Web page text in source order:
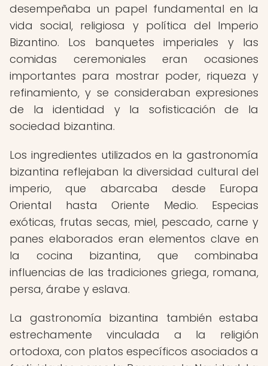
desempeñaba un papel fundamental en la
vida social, religiosa y política del Imperio
Bizantino. Los banquetes imperiales y las
comidas ceremoniales eran ocasiones
importantes para mostrar poder, riqueza y
refinamiento, y se consideraban expresiones
de la identidad y la sofisticación de la
sociedad bizantina.
Los ingredientes utilizados en la gastronomía
bizantina reflejaban la diversidad cultural del
imperio, que abarcaba desde Europa
Oriental hasta Oriente Medio. Especias
exóticas, frutas secas, miel, pescado, carne y
panes elaborados eran elementos clave en
la cocina bizantina, que combinaba
influencias de las tradiciones griega, romana,
persa, árabe y eslava.
La gastronomía bizantina también estaba
estrechamente vinculada a la religión
ortodoxa, con platos específicos asociados a